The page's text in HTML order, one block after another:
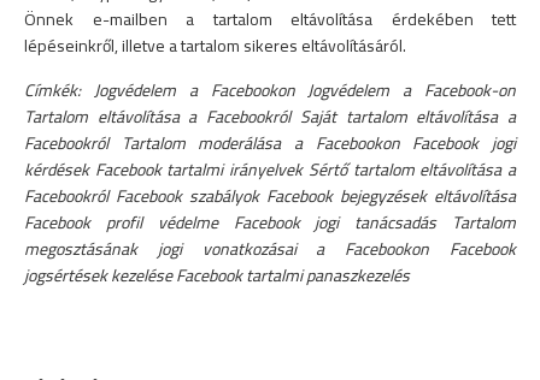
Önnek e-mailben a tartalom eltávolítása érdekében tett
lépéseinkről, illetve a tartalom sikeres eltávolításáról.
Címkék: Jogvédelem a Facebookon Jogvédelem a Facebook-on
Tartalom eltávolítása a Facebookról Saját tartalom eltávolítása a
Facebookról Tartalom moderálása a Facebookon Facebook jogi
kérdések Facebook tartalmi irányelvek Sértő tartalom eltávolítása a
Facebookról Facebook szabályok Facebook bejegyzések eltávolítása
Facebook profil védelme Facebook jogi tanácsadás Tartalom
megosztásának jogi vonatkozásai a Facebookon Facebook
jogsértések kezelése Facebook tartalmi panaszkezelés